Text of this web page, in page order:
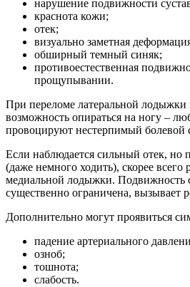
нарушение подвижности
краснота кожи;
отек;
визуально заметная
обширный темный синяк;
противоестественная
прощупывании.
При переломе латеральной лодыжки
возможность опираться на ногу –
провоцируют нестерпимый болевой
Если наблюдается сильный отек, но
(даже немного ходить), скорее всего
медиальной лодыжки. Подвижность
существенно ограничена, вызывает
Дополнительно могут проявиться
падение артериального
озноб;
тошнота;
слабость.